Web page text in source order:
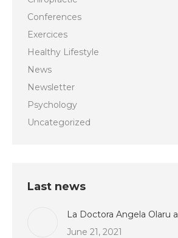
Conferences
Exercices
Healthy Lifestyle
News
Newsletter
Psychology
Uncategorized
Last news
La Doctora Angela Olaru
June 21, 2021